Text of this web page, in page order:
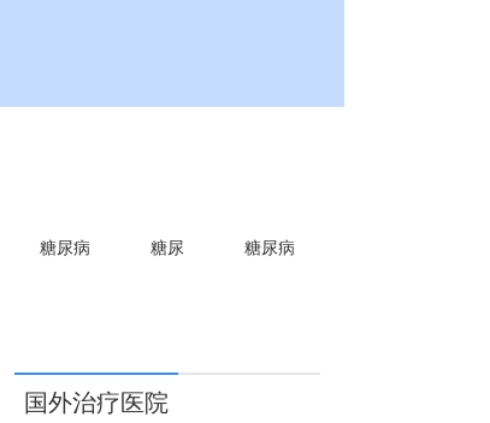
糖尿病 糖尿
糖尿病
国外治疗医院